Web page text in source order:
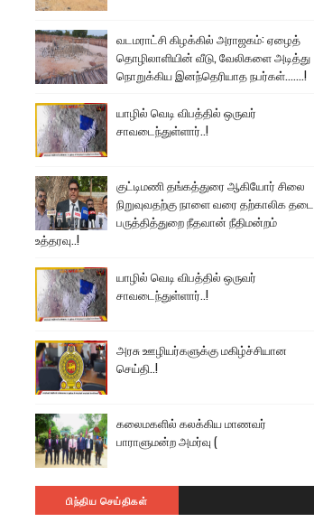
வடமராட்சி கிழக்கில் அராஜகம்: ஏழைத்
தொழிலாளியின் வீடு, வேலிகளை அடித்து
நொறுக்கிய இனந்தெரியாத நபர்கள்.......!
யாழில் வெடி விபத்தில் ஒருவர்
சாவடைந்துள்ளார்..!
குட்டிமணி தங்கத்துரை ஆகியோர் சிலை
நிறுவுவதற்கு நாளை வரை தற்காலிக தடை
பருத்தித்துறை நீதவான் நீதிமன்றம்
உத்தரவு..!
யாழில் வெடி விபத்தில் ஒருவர்
சாவடைந்துள்ளார்..!
அரசு ஊழியர்களுக்கு மகிழ்ச்சியான
செய்தி..!
கலைமகளில் கலக்கிய மாணவர்
பாராளுமன்ற அமர்வு (
பிந்திய செய்திகள்